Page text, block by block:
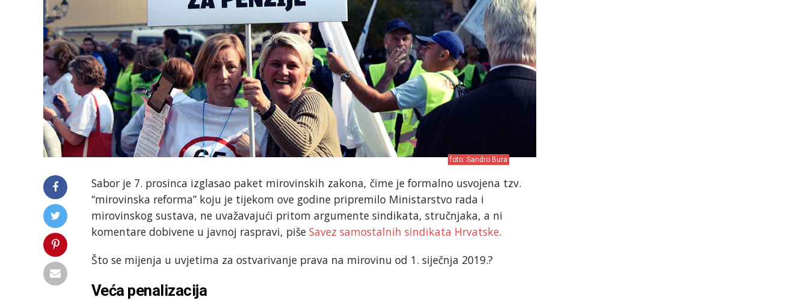
foto: Sandro Bura
Sabor je 7. prosinca izglasao paket mirovinskih zakona, čime je formalno usvojena tzv.
“mirovinska reforma” koju je tijekom ove godine pripremilo Ministarstvo rada i
mirovinskog sustava, ne uvažavajući pritom argumente sindikata, stručnjaka, a ni
komentare dobivene u javnoj raspravi, piše Savez samostalnih sindikata Hrvatske.
Što se mijenja u uvjetima za ostvarivanje prava na mirovinu od 1. siječnja 2019.?
Veća penalizacija